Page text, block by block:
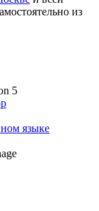
из
5
языке